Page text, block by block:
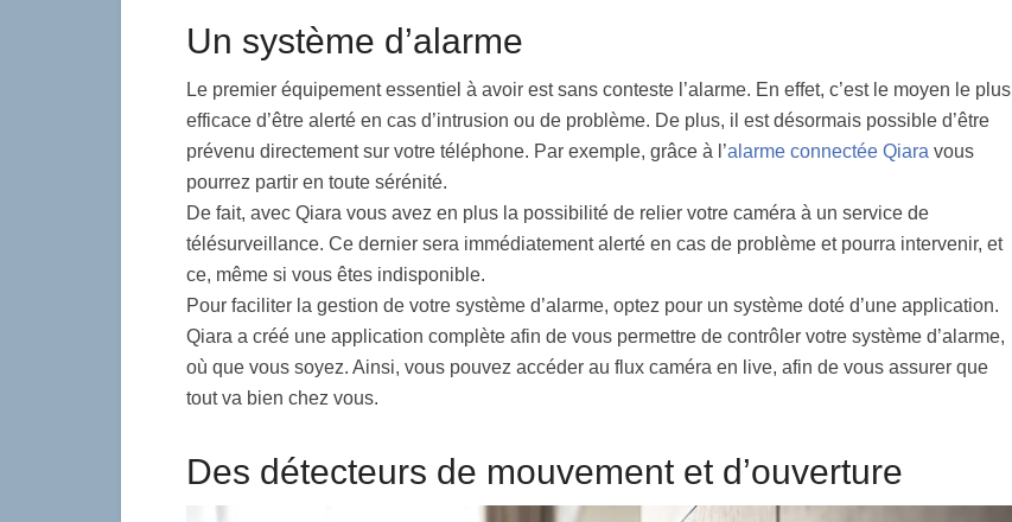
Un système d’alarme
Le premier équipement essentiel à avoir est sans conteste l’alarme. En effet, c’est le moyen le plus
efficace d’être alerté en cas d’intrusion ou de problème. De plus, il est désormais possible d’être
prévenu directement sur votre téléphone. Par exemple, grâce à l’alarme connectée Qiara vous
pourrez partir en toute sérénité.
De fait, avec Qiara vous avez en plus la possibilité de relier votre caméra à un service de
télésurveillance. Ce dernier sera immédiatement alerté en cas de problème et pourra intervenir, et
ce, même si vous êtes indisponible.
Pour faciliter la gestion de votre système d’alarme, optez pour un système doté d’une application.
Qiara a créé une application complète afin de vous permettre de contrôler votre système d’alarme,
où que vous soyez. Ainsi, vous pouvez accéder au flux caméra en live, afin de vous assurer que
tout va bien chez vous.
Des détecteurs de mouvement et d’ouverture